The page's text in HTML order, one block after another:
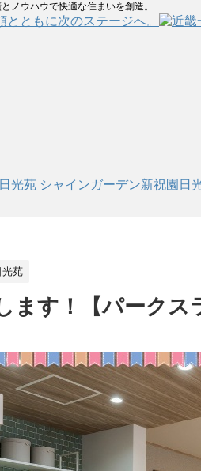
ノウハウで快適な住まいを創造。
ともに次のステージへ。
光苑 シャインガーデン新祝園日
光苑
ます！【パークス